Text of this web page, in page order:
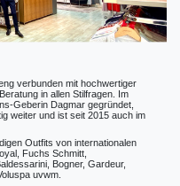
verbunden mit hochwertiger
in allen Stilfragen. Im
Geberin Dagmar gegründet,
weiter und ist seit 2015 auch im
Outfits von internationalen
Fuchs Schmitt,
Bogner, Gardeur,
uvwm.